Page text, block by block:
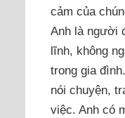
cảm của
Anh là người
lĩnh, không
trong gia
nói chuyện,
việc. Anh có